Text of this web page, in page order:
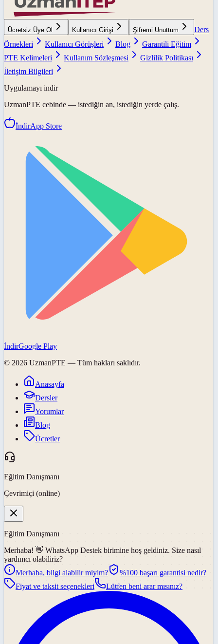
Ücretsiz Üye Ol Kullanıcı Girişi Şifremi Unuttum
Ders
Örnekleri
Kullanıcı Görüşleri Blog
Garantili Eğitim
PTE Kelimeleri
Kullanım Sözleşmesi
Gizlilik Politikası
İletişim Bilgileri
Uygulamayı indir
UzmanPTE cebinde — istediğin an, istediğin yerde çalış.
İndirApp Store
İndirGoogle Play
© 2026 UzmanPTE — Tüm hakları saklıdır.
Anasayfa
Dersler
Yorumlar
Blog
Ücretler
Eğitim Danışmanı
Çevrimiçi (online)
Eğitim Danışmanı
Merhaba! 👋 WhatsApp Destek birimine hoş geldiniz. Size nasıl
yardımcı olabiliriz?
Merhaba, bilgi alabilir miyim?
%100 başarı garantisi nedir?
Fiyat ve taksit seçenekleri
Lütfen beni arar mısınız?